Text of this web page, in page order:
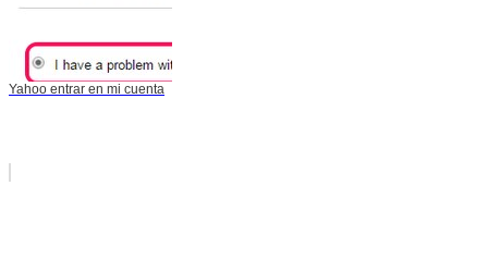
Yahoo entrar en mi cuenta